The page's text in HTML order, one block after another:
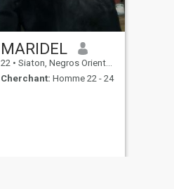
MARIDEL
22 • Siaton, Negros Oriental, Philippines
Cherchant: Homme 22 - 24